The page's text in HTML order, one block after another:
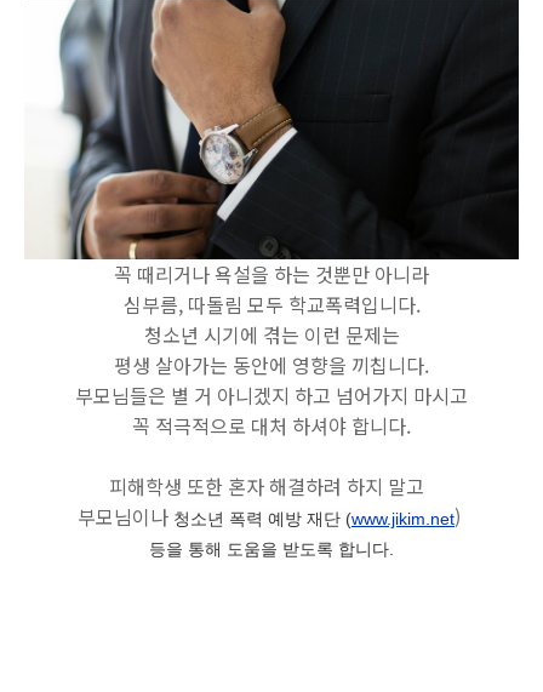
꼭 때리거나 욕설을 하는 것뿐만 아니라
심부름, 따돌림 모두 학교폭력입니다.
청소년 시기에 겪는 이런 문제는
평생 살아가는 동안에 영향을 끼칩니다.
부모님들은 별 거 아니겠지 하고 넘어가지 마시고
꼭 적극적으로 대처 하셔야 합니다.
피해학생 또한 혼자 해결하려 하지 말고
부모님이나 청소년 폭력 예방 재단 (www.jikim.net)
등을 통해 도움을 받도록 합니다.